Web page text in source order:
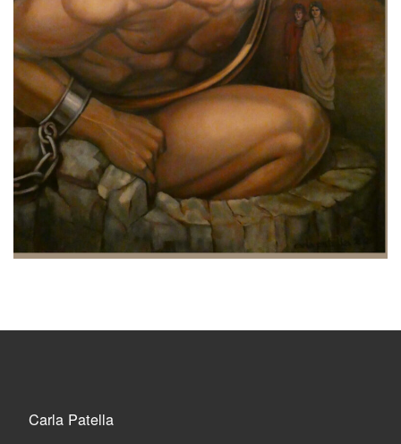
Carla Patella